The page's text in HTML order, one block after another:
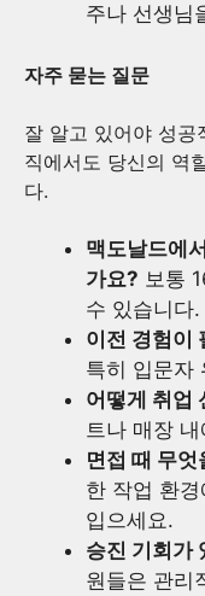
주나 선생님
자주 묻는 질문
잘 알고 있어야 성공
직에서도 당신의 역
다.
맥도날드에
가요? 보통
수 있습니다.
이전 경험이
특히 입문자
어떻게 취업
트나 매장
면접 때 무
한 작업 환
입으세요.
승진 기회가
원들은 관리